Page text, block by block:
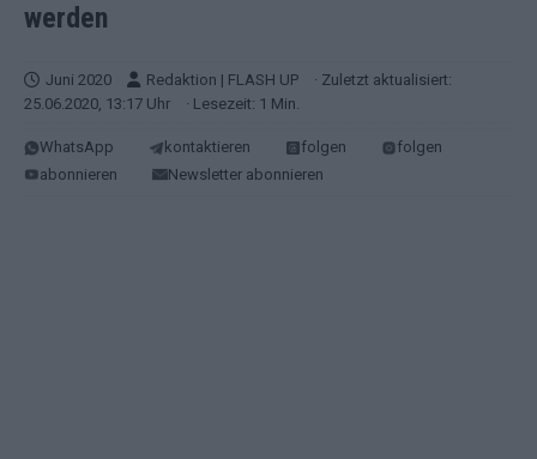
werden
Juni 2020 Redaktion | FLASH UP
· Zuletzt aktualisiert:
25.06.2020, 13:17 Uhr
· Lesezeit: 1 Min.
WhatsApp kontaktieren folgen
folgen
abonnieren
Newsletter abonnieren